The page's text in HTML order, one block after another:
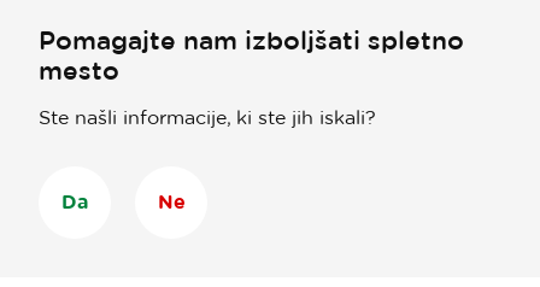
Pomagajte nam izboljšati spletno
mesto
Ste našli informacije, ki ste jih iskali?
Da Ne